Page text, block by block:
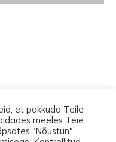
et pakkuda Teile
meeles Teie
"Nõustun",